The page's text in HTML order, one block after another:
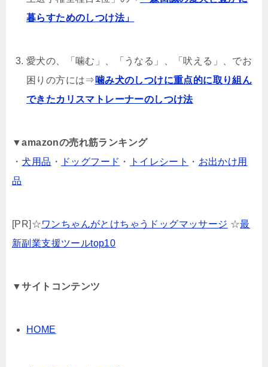
暮らすためのしつけ法」
愛犬の、「噛む」、「うなる」、「吠える」、でお
困りの方には⇒ 噛み犬のしつけに重点的に取り組ん
できたカリスマトレーナーのしつけ法
▼amazonの売れ筋ランキング
・ 犬用品 ・ ドッグフード ・ トイレシート ・ お出かけ用
品
[PR]☆ワンちゃんがとけちゃうドッグマッサージ ☆最
新副業支援ツールtop10
▼サイトコンテンツ
HOME